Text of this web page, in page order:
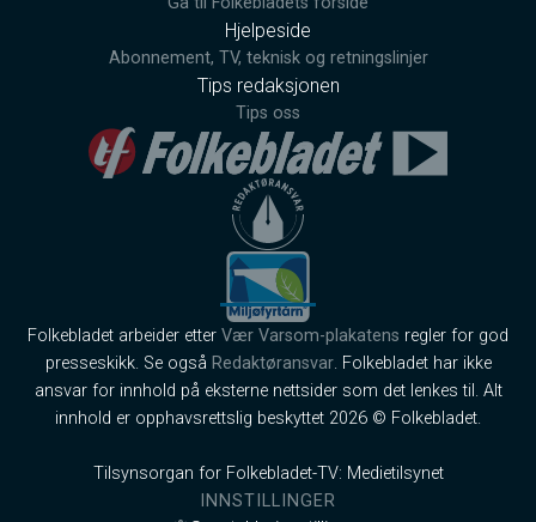
Hjelpeside
Abonnement, TV, teknisk og retningslinjer
Tips redaksjonen
Tips oss
Folkebladet arbeider etter Vær Varsom-plakatens regler for god
presseskikk. Se også Redaktøransvar. Folkebladet har ikke
ansvar for innhold på eksterne nettsider som det lenkes til. Alt
innhold er opphavsrettslig beskyttet 2026 © Folkebladet.
Tilsynsorgan for Folkebladet-TV: Medietilsynet
INNSTILLINGER